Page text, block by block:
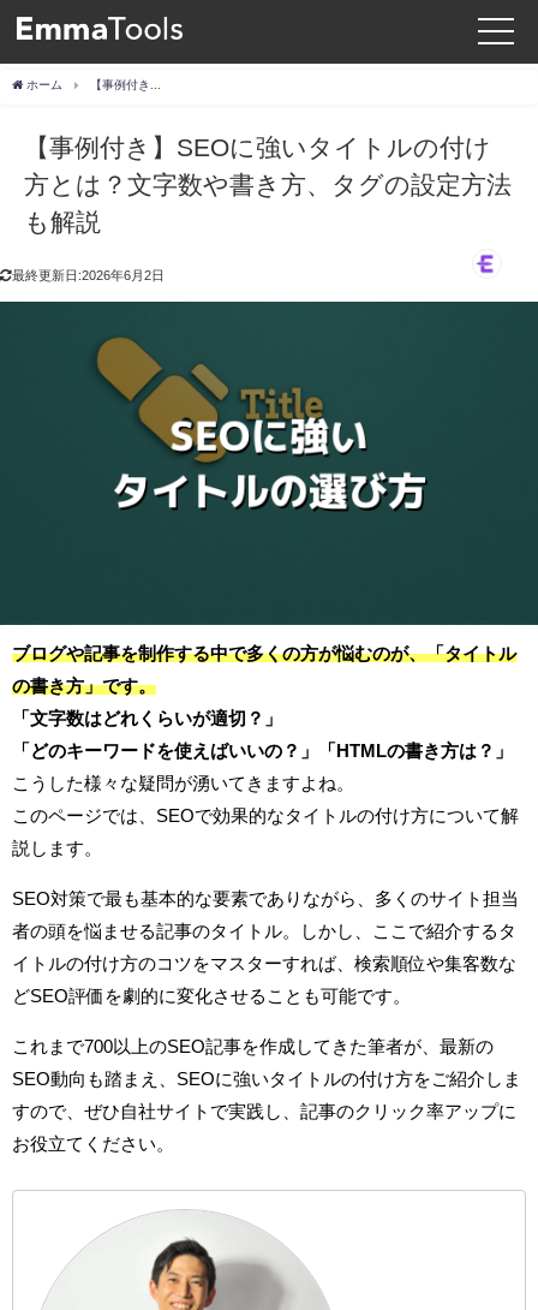
ホーム
【事例付き】SEOに強いタイトルの付け
方とは？文字数や書き方、タグの設定方法
も解説
最終更新日:2026年6月2日
ブログや記事を制作する中で多くの方が悩むのが、「タイトル
の書き方」です。
「文字数はどれくらいが適切？」
「どのキーワードを使えばいいの？」「HTMLの書き方は？」
こうした様々な疑問が湧いてきますよね。
このページでは、SEOで効果的なタイトルの付け方について解
説します。
SEO対策で最も基本的な要素でありながら、多くのサイト担当
者の頭を悩ませる記事のタイトル。しかし、ここで紹介するタ
イトルの付け方のコツをマスターすれば、検索順位や集客数な
どSEO評価を劇的に変化させることも可能です。
これまで700以上のSEO記事を作成してきた筆者が、最新の
SEO動向も踏まえ、SEOに強いタイトルの付け方をご紹介しま
すので、ぜひ自社サイトで実践し、記事のクリック率アップに
お役立てください。